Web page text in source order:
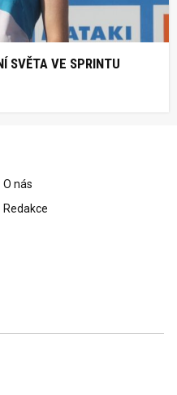
SVĚTA VE SPRINTU
O nás
Redakce